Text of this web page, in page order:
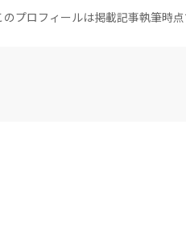
プロフィールは掲載記事執筆時